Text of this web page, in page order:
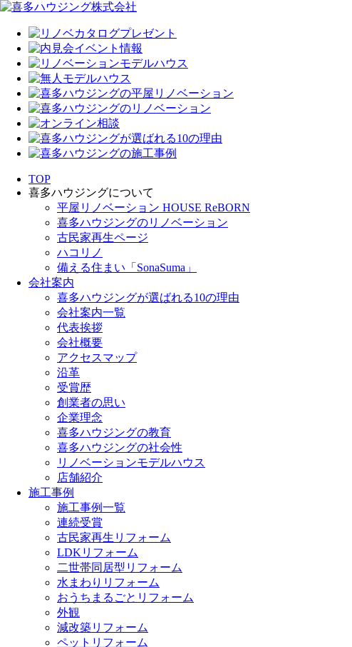
TOP
喜多ハウジングについて
平屋リノベーション HOUSE ReBORN
喜多ハウジングのリノベーション
古民家再生ページ
ハコリノ
備える住まい「SonaSuma」
会社案内
喜多ハウジングが選ばれる10の理由
会社案内一覧
代表挨拶
会社概要
アクセスマップ
沿革
受賞歴
創業者の思い
企業理念
喜多ハウジングの教育
喜多ハウジングの社会性
リノベーションモデルハウス
店舗紹介
施工事例
施工事例一覧
連続受賞
古民家再生リフォーム
LDKリフォーム
二世帯同居型リフォーム
水まわりリフォーム
おうちまるごとリフォーム
外観
減改築リフォーム
ペットリフォーム